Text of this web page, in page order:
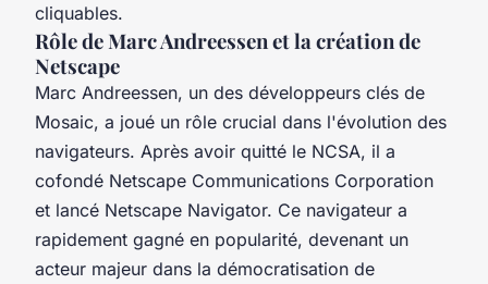
cliquables.
Rôle de Marc Andreessen et la création de
Netscape
Marc Andreessen, un des développeurs clés de
Mosaic, a joué un rôle crucial dans l'évolution des
navigateurs. Après avoir quitté le NCSA, il a
cofondé Netscape Communications Corporation
et lancé Netscape Navigator. Ce navigateur a
rapidement gagné en popularité, devenant un
acteur majeur dans la démocratisation de